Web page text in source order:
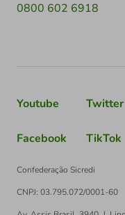
0800 602 6918
Youtube Twitter
Facebook TikTok
Confederação Sicredi
CNPJ: 03.795.072/0001-60